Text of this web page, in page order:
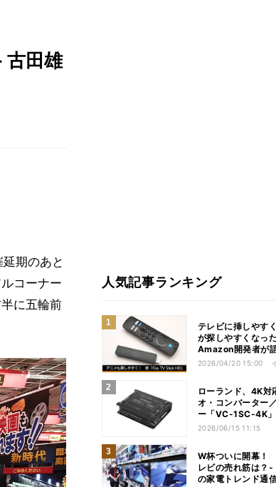
古田雄
期のあと
コーナー
に五輪前
人気記事ランキング
テレビに挿しやす
が探しやすくなっ
Amazon開発者が
「Fire TV Stick
2026/04/20 15:00
ローランド、4K対
オ・コンバーター
ー「VC-1SC-4K」
2026/06/15 11:15
W杯ついに開幕！
レビの売れ筋は？-
の家電トレンド通